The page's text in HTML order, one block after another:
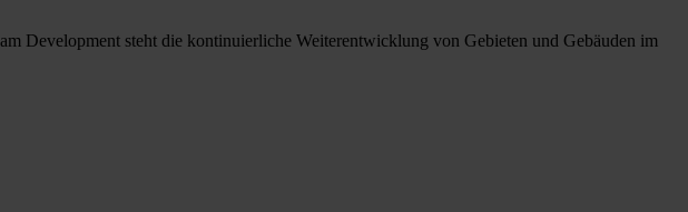
Development steht die kontinuierliche Weiterentwicklung von Gebieten und Gebäuden im